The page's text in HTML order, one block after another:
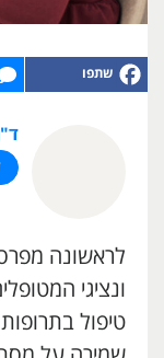
לראשונה
ונציגי
טיפול בתרופות